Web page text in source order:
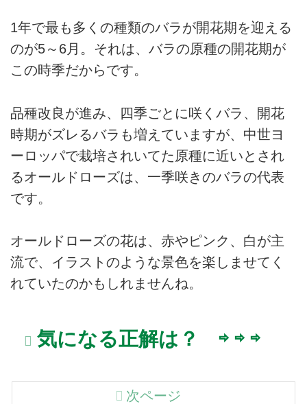
1年で最も多くの種類のバラが開花期を迎える
のが5～6月。それは、バラの原種の開花期が
この時季だからです。
品種改良が進み、四季ごとに咲くバラ、開花
時期がズレるバラも増えていますが、中世ヨ
ーロッパで栽培されいてた原種に近いとされ
るオールドローズは、一季咲きのバラの代表
です。
オールドローズの花は、赤やピンク、白が主
流で、イラストのような景色を楽しませてく
れていたのかもしれませんね。
気になる正解は？ ⇨ ⇨ ⇨
次ページ